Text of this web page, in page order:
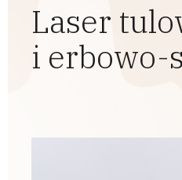
Laser
i erbowo-